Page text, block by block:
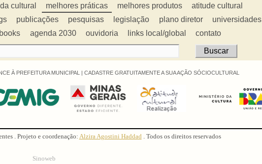
cultural melhores práticas melhores produtos
atitude cultural
publicações pesquisas legislação plano diretor
universidades
agenda 2030 ouvidoria links local/global contato
À PREFEITURA MUNICIPAL | CADASTRE GRATUITAMENTE A SUA AÇÃO SÓCIOCULTURAL
. Projeto e coordenação: Alzira Agostini Haddad . Todos os direitos reservados
Sinoweb